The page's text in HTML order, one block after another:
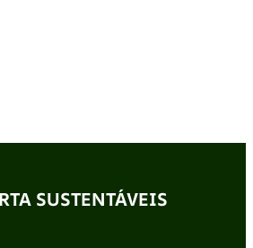
SUSTENTÁVEIS